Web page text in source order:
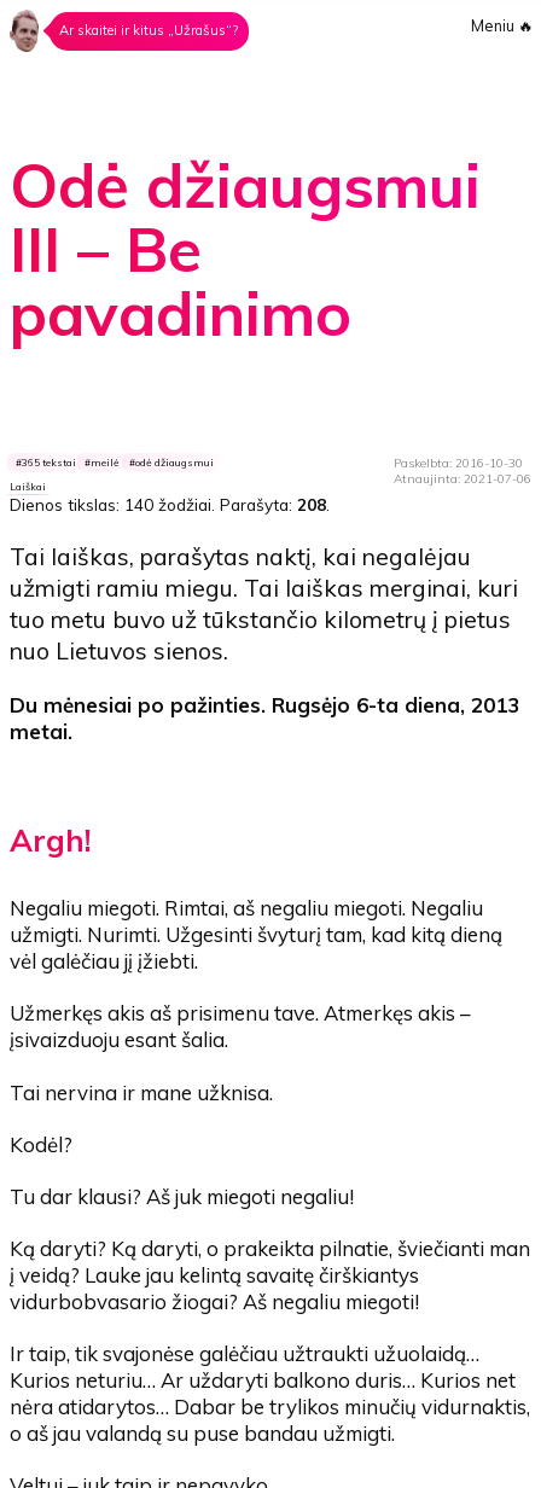
Ar skaitei ir kitus „Užrašus“? Meniu 🔥
Odė džiaugsmui
III – Be
pavadinimo
Paskelbta: 2016-10-30
Atnaujinta: 2021-07-06
365 tekstai meilė odė džiaugsmui
Laiškai
Dienos tikslas: 140 žodžiai . Parašyta:208
Tai laiškas, parašytas naktį, kai negalėjau
užmigti ramiu miegu. Tai laiškas merginai, kuri
tuo metu buvo už tūkstančio kilometrų į pietus
nuo Lietuvos sienos.
Du mėnesiai po pažinties. Rugsėjo 6-ta diena, 2013
metai.
Argh!
Negaliu miegoti. Rimtai, aš negaliu miegoti. Negaliu
užmigti. Nurimti. Užgesinti švyturį tam, kad kitą dieną
vėl galėčiau jį įžiebti.
Užmerkęs akis aš prisimenu tave. Atmerkęs akis –
įsivaizduoju esant šalia.
Tai nervina ir mane užknisa.
Kodėl?
Tu dar klausi? Aš juk miegoti negaliu!
Ką daryti? Ką daryti, o prakeikta pilnatie, šviečianti man
į veidą? Lauke jau kelintą savaitę čirškiantys
vidurbobvasario žiogai? Aš negaliu miegoti!
Ir taip, tik svajonėse galėčiau užtraukti užuolaidą…
Kurios neturiu… Ar uždaryti balkono duris… Kurios net
nėra atidarytos… Dabar be trylikos minučių vidurnaktis,
o aš jau valandą su puse bandau užmigti.